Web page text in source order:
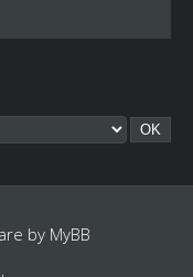
by MyBB